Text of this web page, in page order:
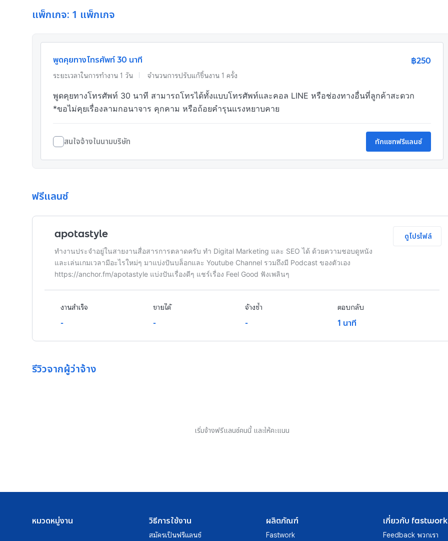
แพ็กเกจ: 1 แพ็กเกจ
พูดคุยทางโทรศัพท์ 30 นาที ฿250
ระยะเวลาในการทำงาน 1 วัน จำนวนการปรับแก้ชิ้นงาน 1 ครั้ง
พูดคุยทางโทรศัพท์ 30 นาที สามารถโทรได้ทั้งแบบโทรศัพท์และคอล LINE หรือช่องทางอื่นที่ลูกค้าสะดวก
*ขอไม่คุยเรื่องลามกอนาจาร คุกคาม หรือถ้อยคำรุนแรงหยาบคาย
สนใจจ้างในนามบริษัท ทักแชทฟรีแลนซ์
ฟรีแลนซ์
apotastyle
ทำงานประจำอยู่ในสายงานสื่อสารการตลาดครับ ทำ Digital Marketing และ SEO ได้ ด้วยความชอบดูหนัง
และเล่นเกมเวลามีอะไรใหม่ๆ มาแบ่งปันบล็อกและ Youtube Channel รวมถึงมี Podcast ของตัวเอง
https://anchor.fm/apotastyle แบ่งปันเรื่องดีๆ แชร์เรื่อง Feel Good ฟังเพลินๆ
ดูโปรไฟล์
งานสำเร็จ
-
ขายได้
-
จ้างซ้ำ
-
ตอบกลับ
1 นาที
รีวิวจากผู้ว่าจ้าง
เริ่มจ้างฟรีแลนซ์คนนี้ และให้คะแนน
หมวดหมู่งาน วิธีการใช้งาน
สมัครเป็นฟรีแลนซ์
ผลิตภัณฑ์
Fastwork
เกี่ยวกับ fastwork
Feedback พวกเรา